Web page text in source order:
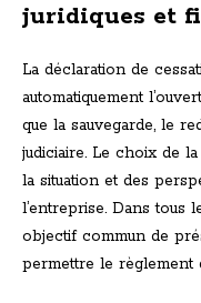
juridiques et
La déclaration de
automatiquement
que la sauvegarde, le
judiciaire. Le choix de
la situation et des
l’entreprise. Dans tous
objectif commun de
permettre le règlement